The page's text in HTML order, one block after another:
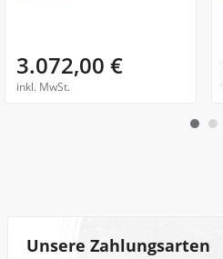
3.072,00 €
inkl. MwSt.
Unsere Zahlungsarten